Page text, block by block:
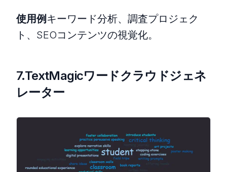
使用例 キーワード分析、調査プロジェク
ト、SEOコンテンツの視覚化。
7.TextMagicワードクラウドジェネ
レーター